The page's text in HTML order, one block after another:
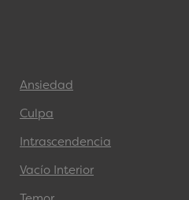
Ansiedad
Culpa
Intrascendencia
Vacío Interior